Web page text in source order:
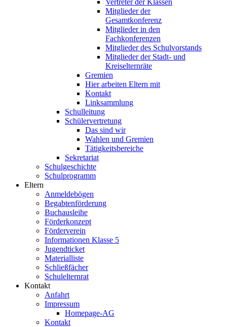
Vertreter der Klassen
Mitglieder der
Gesamtkonferenz
Mitglieder in den
Fachkonferenzen
Mitglieder des Schulvorstands
Mitglieder der Stadt- und
Kreiselternräte
Gremien
Hier arbeiten Eltern mit
Kontakt
Linksammlung
Schulleitung
Schülervertretung
Das sind wir
Wahlen und Gremien
Tätigkeitsbereiche
Sekretariat
Schulgeschichte
Schulprogramm
Eltern
Anmeldebögen
Begabtenförderung
Buchausleihe
Förderkonzept
Förderverein
Informationen Klasse 5
Jugendticket
Materialliste
Schließfächer
Schulelternrat
Kontakt
Anfahrt
Impressum
Homepage-AG
Kontakt